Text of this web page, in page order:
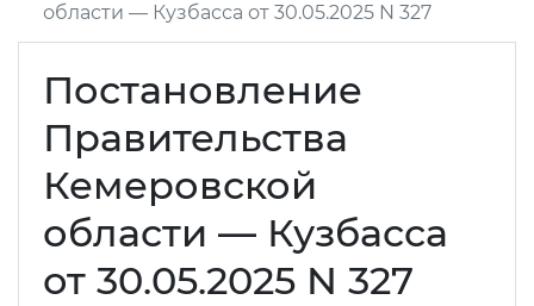
области — Кузбасса от 30.05.2025 N 327
Постановление
Правительства
Кемеровской
области — Кузбасса
от 30.05.2025 N 327